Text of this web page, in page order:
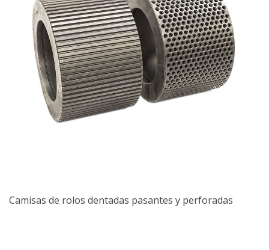
Camisas de rolos dentadas pasantes y perforadas